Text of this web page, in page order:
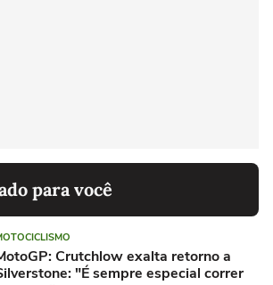
para você
Crutchlow exalta retorno a
"É sempre especial correr